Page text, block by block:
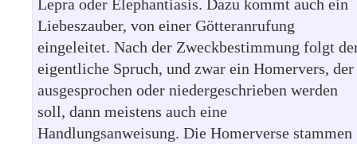
Lepra oder Elephantiasis. Dazu kommt auch ein
Liebeszauber, von einer Götteranrufung
eingeleitet. Nach der Zweckbestimmung folgt
eigentliche Spruch, und zwar ein Homervers, der
ausgesprochen oder niedergeschrieben werden
soll, dann meistens auch eine
Handlungsanweisung. Die Homerverse stammen